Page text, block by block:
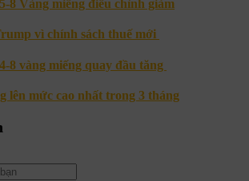
8 Vàng miếng điều chỉnh giảm
vì chính sách thuế mới
8 vàng miếng quay đầu tăng
lên mức cao nhất trong 3 tháng